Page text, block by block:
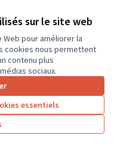
sur le site web
pour améliorer la
cookies nous permettent
contenu plus
sociaux.
essentiels
activités
aux
Soumis
0 0